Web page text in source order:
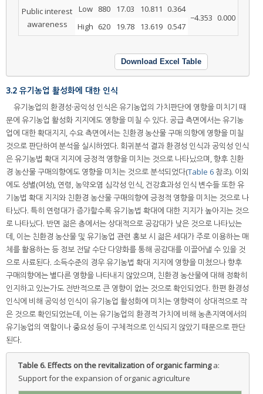
Public interest
awareness
Low 880 17.03 10.811 0.364
−4.353 0.000
High 620 19.78 13.619 0.547
Download Excel Table
3.2 유기농업 활성화에 대한 인식
유기농업의 환경성·공익성 인식은 유기농업의 가치판단에 영향을 미치기 때
문에 유기농업 활성화 지지에도 영향을 미칠 수 있다. 공급 측면에서는 유기농
업에 대한 확대지지, 수요 측면에서는 친환경 농산물 구매 의향에 영향을 미칠
것으로 판단하여 분석을 실시하였다. 회귀분석 결과 환경성 인식과 공익성 인식
은 유기농법 확대 지지에 긍정적 영향을 미치는 것으로 나타났으며, 향후 친환
경 농산물 구매의향에도 영향을 미치는 것으로 분석되었다(Table 6 참조). 이외
에도 성별(여성), 연령, 농약오염 심각성 인식, 건강효과성 인식 변수들 또한 유
기농법 확대 지지와 친환경 농산물 구매의향에 긍정적 영향을 미치는 것으로 나
타났다. 특히 연령대가 증가할수록 유기농법 확대에 대한 지지가 높아지는 것으
로 나타났다. 반면 젊은 층에서는 상대적으로 공감대가 낮은 것으로 나타났는
데, 이는 친환경 농산물 및 유기농업 관련 홍보 시 젊은 세대가 주로 이용하는 매
체를 활용하는 등 정보 전달 수단 다양화를 통해 공감대를 이끌어낼 수 있을 것
으로 사료된다. 소득수준의 경우 유기농법 확대 지지에 영향을 미쳤으나 향후
구매의향에는 별다른 영향을 나타내지 않았으며, 친환경 농산물에 대해 정확히
인지하고 있는가도 전반적으로 큰 영향이 없는 것으로 확인되었다. 한편 환경성
인식에 비해 공익성 인식이 유기농업 활성화에 미치는 영향력이 상대적으로 작
은 것으로 확인되었는데, 이는 유기농업의 환경적 가치에 비해 농촌지역에서의
유기농업의 역할이나 중요성 등이 구체적으로 인식되지 않았기 때문으로 판단
된다.
Table 6.Effects on the revitalization of organic farminga:
Support for the expansion of organic agriculture